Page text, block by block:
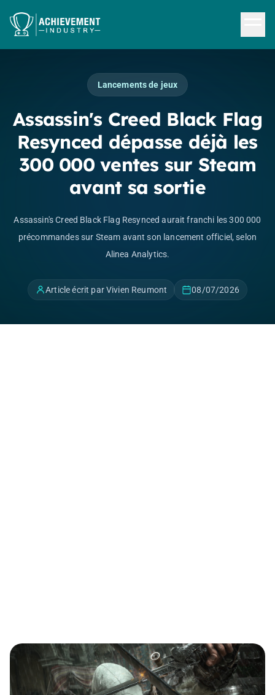
Lancements de jeux
Assassin's Creed Black Flag
Resynced dépasse déjà les
300 000 ventes sur Steam
avant sa sortie
Assassin's Creed Black Flag Resynced aurait franchi les 300 000
précommandes sur Steam avant son lancement officiel, selon
Alinea Analytics.
Article écrit par Vivien Reumont 08/07/2026